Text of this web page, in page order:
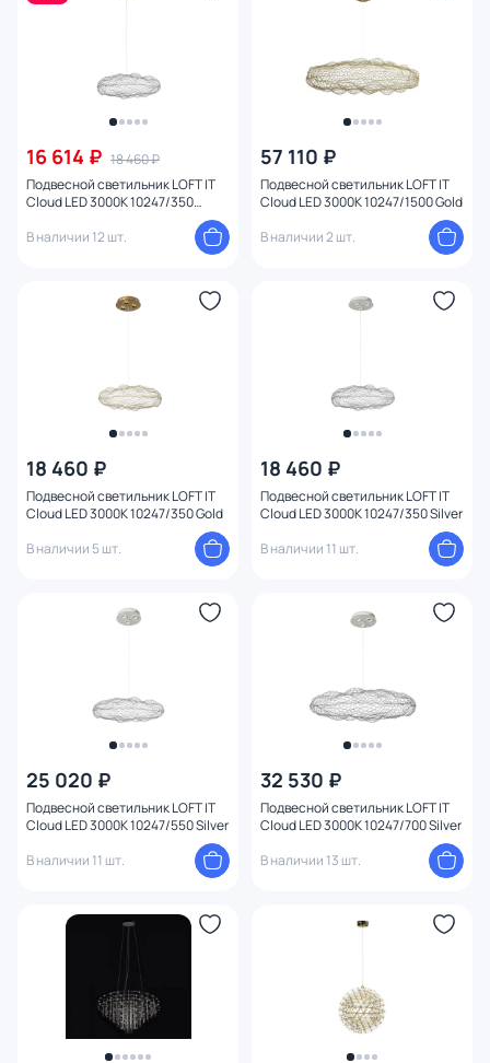
16 614 ₽ 18 460 ₽
Подвесной светильник LOFT IT
Cloud LED 3000K 10247/350
В наличии 12 шт.
57 110 ₽
Подвесной светильник LOFT IT
Cloud LED 3000K 10247/1500 Gold
В наличии 2 шт.
18 460 ₽
Подвесной светильник LOFT IT
Cloud LED 3000K 10247/350 Gold
В наличии 5 шт.
18 460 ₽
Подвесной светильник LOFT IT
Cloud LED 3000K 10247/350 Silver
В наличии 11 шт.
25 020 ₽
Подвесной светильник LOFT IT
Cloud LED 3000K 10247/550 Silver
В наличии 11 шт.
32 530 ₽
Подвесной светильник LOFT IT
Cloud LED 3000K 10247/700 Silver
В наличии 13 шт.